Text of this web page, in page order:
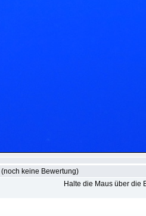
(noch keine Bewertung)
Halte die Maus über die